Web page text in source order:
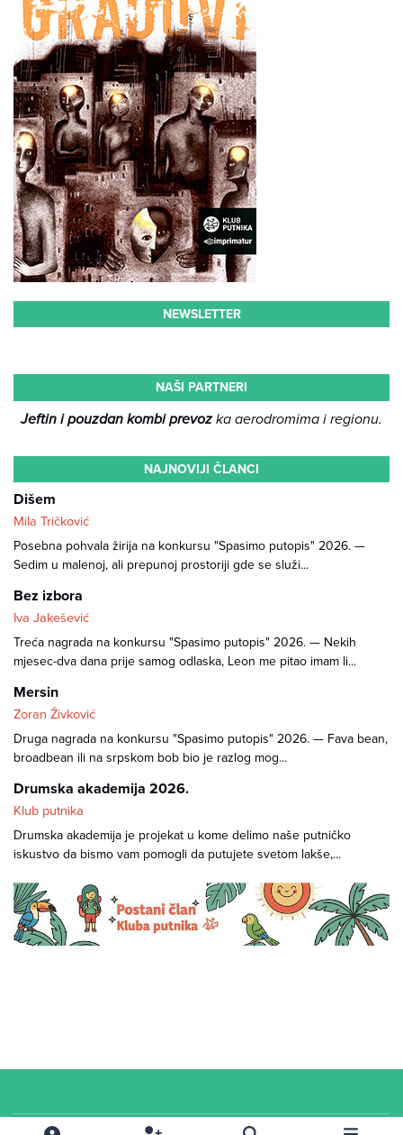
NEWSLETTER
NAŠI PARTNERI
Jeftin i pouzdan kombi prevozka aerodromima i regionu.
NAJNOVIJI ČLANCI
Dišem
Mila Tričković
Posebna pohvala žirija na konkursu "Spasimo putopis" 2026. —
Sedim u malenoj, ali prepunoj prostoriji gde se služi...
Bez izbora
Iva Jakešević
Treća nagrada na konkursu "Spasimo putopis" 2026. — Nekih
mjesec-dva dana prije samog odlaska, Leon me pitao imam li...
Mersin
Zoran Živković
Druga nagrada na konkursu "Spasimo putopis" 2026. — Fava bean,
broadbean ili na srpskom bob bio je razlog mog...
Drumska akademija 2026.
Klub putnika
Drumska akademija je projekat u kome delimo naše putničko
iskustvo da bismo vam pomogli da putujete svetom lakše,...